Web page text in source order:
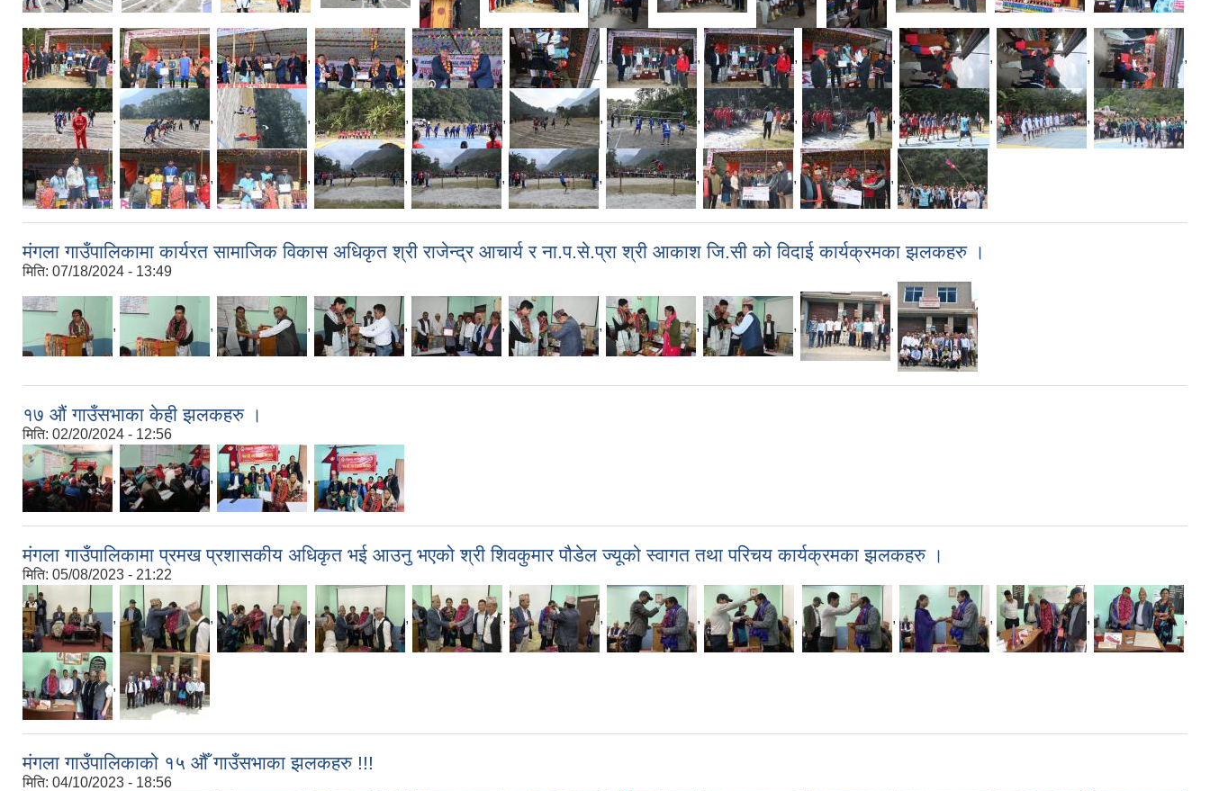
, , , , , , , , , , , ,
, , , , , , , , , , , ,
, , , , , , , , ,
मंगला गाउँपालिकामा कार्यरत सामाजिक विकास अधिकृत श्री राजेन्द्र आचार्य र ना.प.से.प्रा श्री आकाश जि.सी को विदाई कार्यक्रमका झलकहरु ।
मिति: 07/18/2024 - 13:49
, , , , , , , , ,
१७ औं गाउँसभाका केही झलकहरु ।
मिति: 02/20/2024 - 12:56
, , ,
मंगला गाउँपालिकामा प्रमख प्रशासकीय अधिकृत भई आउनु भएको श्री शिवकुमार पौडेल ज्यूको स्वागत तथा परिचय कार्यक्रमका झलकहरु ।
मिति: 05/08/2023 - 21:22
, , , , , , , , , , , ,
,
मंगला गाउँपालिकाको १५ औँ गाउँसभाका झलकहरु !!!
मिति: 04/10/2023 - 18:56